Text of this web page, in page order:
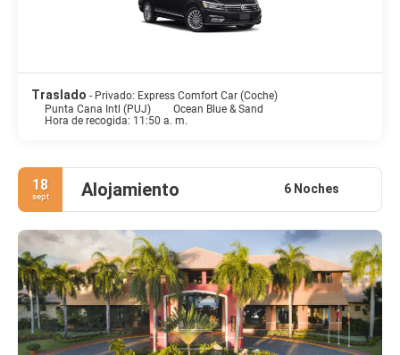
Traslado - Privado: Express Comfort Car (Coche)
Punta Cana Intl (PUJ)
Ocean Blue & Sand
Hora de recogida: 11:50 a. m.
18
sept Alojamiento 6 Noches